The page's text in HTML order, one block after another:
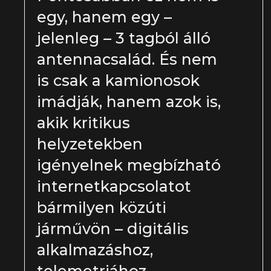
egy, hanem egy –
jelenleg – 3 tagból álló
antennacsalád. És nem
is csak a kamionosok
imádják, hanem azok is,
akik kritikus
helyzetekben
igényelnek megbízható
internetkapcsolatot
bármilyen közúti
járművön – digitális
alkalmazáshoz,